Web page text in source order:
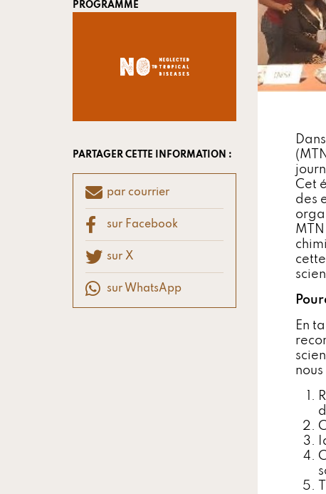
Cet
des
En
PROGRAMME
PARTAGER CETTE INFORMATION :
par courrier
sur Facebook
sur X
sur WhatsApp